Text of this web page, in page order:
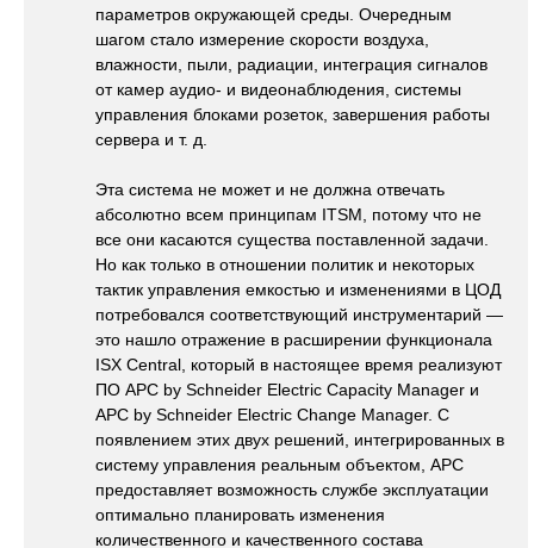
параметров окружающей среды. Очередным
шагом стало измерение скорости воздуха,
влажности, пыли, радиации, интеграция сигналов
от камер аудио- и видеонаблюдения, системы
управления блоками розеток, завершения работы
сервера и т. д.
Эта система не может и не должна отвечать
абсолютно всем принципам ITSM, потому что не
все они касаются существа поставленной задачи.
Но как только в отношении политик и некоторых
тактик управления емкостью и изменениями в ЦОД
потребовался соответствующий инструментарий —
это нашло отражение в расширении функционала
ISX Central, который в настоящее время реализуют
ПО APC by Schneider Electric Capacity Manager и
APC by Schneider Electric Change Manager. С
появлением этих двух решений, интегрированных в
систему управления реальным объектом, АРС
предоставляет возможность службе эксплуатации
оптимально планировать изменения
количественного и качественного состава